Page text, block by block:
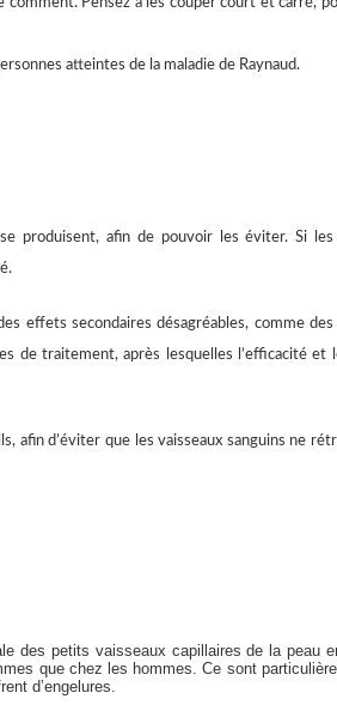
atteintes de la maladie de Raynaud.
produisent, afin de pouvoir les éviter. Si
effets secondaires désagréables, comme des
de traitement, après lesquelles l’efficacité et
afin d’éviter que les vaisseaux sanguins ne
des petits vaisseaux capillaires de la peau
que chez les hommes. Ce sont
d’engelures.